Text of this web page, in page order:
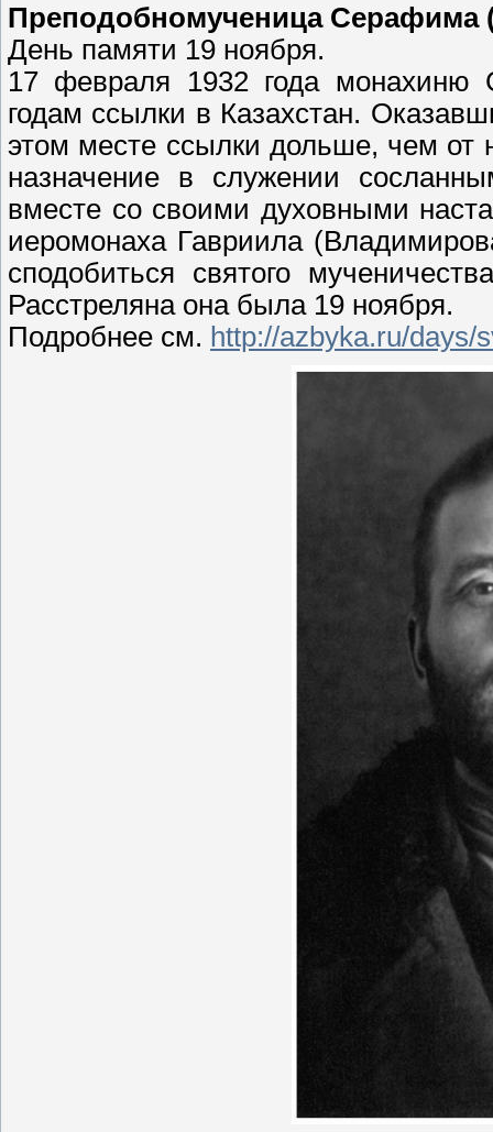
Преподобномученица Серафима
День памяти 19 ноября.
17 февраля 1932 года монахиню
годам ссылки в Казахстан.
этом месте ссылки дольше, чем от
назначение в служении
вместе со своими духовными
иеромонаха Гавриила
сподобиться святого
Расстреляна она была 19 ноября.
Подробнее см. http://azbyka.ru/days/